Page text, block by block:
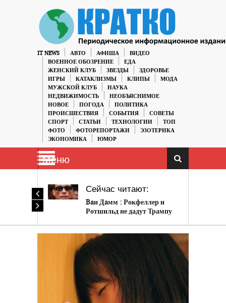
IT NEWS АВТО АФИША
ВИДЕО
ВОЕННОЕ ОБОЗРЕНИЕ
ЕДА
ЖЕНСКИЙ КЛУБ
ЗВЕЗДЫ
ЗДОРОВЬЕ
ИГРЫ
КАТАКЛИЗМЫ КЛИПЫ
МОДА
МУЖСКОЙ КЛУБ
НАУКА
НЕДВИЖИМОСТЬ
НЕОБЪЯСНИМОЕ
НОВОЕ
ПОГОДА
ПОЛИТИКА
ПРОИСШЕСТВИЯ
СОБЫТИЯ
СОВЕТЫ
СПОРТ
СТАТЬИ ТЕХНОЛОГИИ
ТОП
ФОТО
ФОТОРЕПОРТАЖИ
ЭЗОТЕРИКА
ЭКОНОМИКА
ЮМОР
Меню
Сейчас читают:
Baн Дaмм : Рокфеллер и
Ротшильд не дадут Трампу